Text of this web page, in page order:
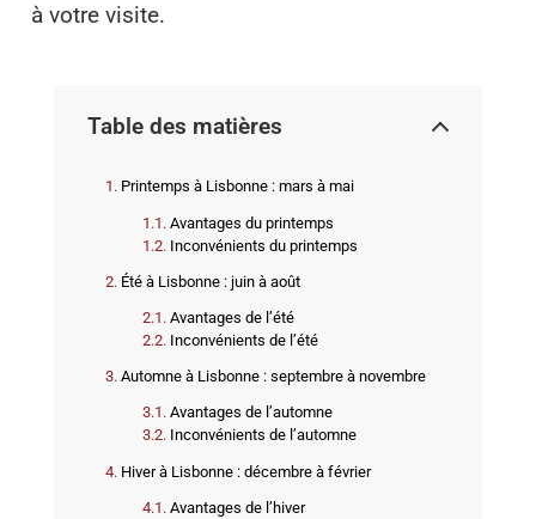
à votre visite.
Table des matières
Printemps à Lisbonne : mars à mai
Avantages du printemps
Inconvénients du printemps
Été à Lisbonne : juin à août
Avantages de l’été
Inconvénients de l’été
Automne à Lisbonne : septembre à novembre
Avantages de l’automne
Inconvénients de l’automne
Hiver à Lisbonne : décembre à février
Avantages de l’hiver